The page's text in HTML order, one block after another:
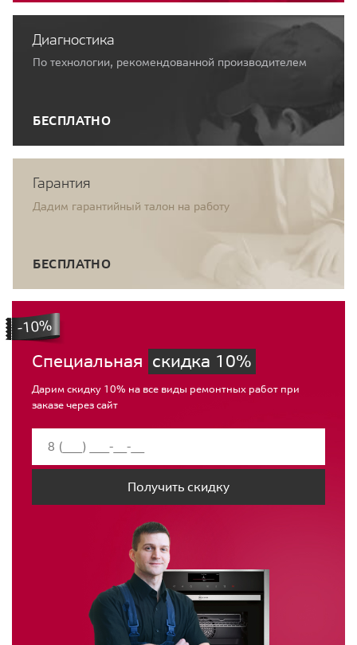
Диагностика
По технологии, рекомендованной производителем
БЕСПЛАТНО
Гарантия
Дадим гарантийный талон на работу
БЕСПЛАТНО
Специальная скидка 10%
Дарим скидку 10% на все виды ремонтных работ при
заказе через сайт
Получить скидку